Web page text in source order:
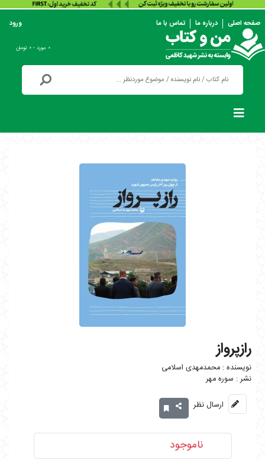
صفحه اصلی درباره ما تماس با ما ورود
۰ مورد - ۰ تومان
رازپرواز
محمدمهدی اسلامی
سوره مهر
ارسال نظر
ناموجود